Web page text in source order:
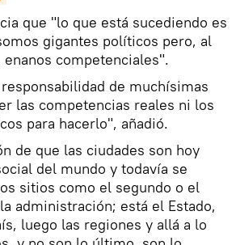
que "lo que está sucediendo es
gigantes políticos pero, al
enanos competenciales".
de muchísimas
las competencias reales ni los
para hacerlo", añadió.
de que las ciudades son hoy
del mundo y todavía se
sitios como el segundo o el
administración; está el Estado,
luego las regiones y allá a lo